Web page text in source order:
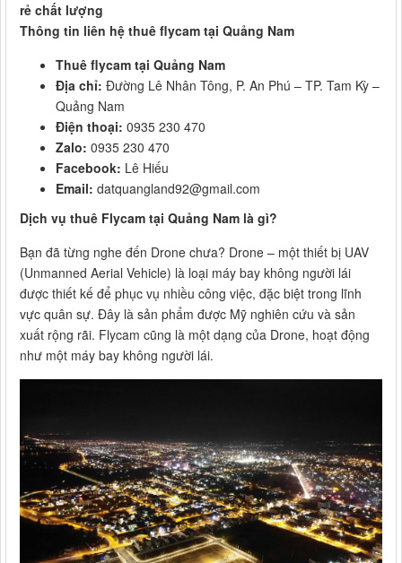
rẻ chất lượng
Thông tin liên hệ thuê flycam tại Quảng Nam
Thuê flycam tại Quảng Nam
Địa chỉ: Đường Lê Nhân Tông, P. An Phú – TP. Tam Kỳ –
Quảng Nam
Điện thoại: 0935 230 470
Zalo: 0935 230 470
Facebook: Lê Hiếu
Email: datquangland92@gmail.com
Dịch vụ thuê Flycam tại Quảng Nam là gì?
Bạn đã từng nghe đến Drone chưa? Drone – một thiết bị UAV
(Unmanned Aerial Vehicle) là loại máy bay không người lái
được thiết kế để phục vụ nhiều công việc, đặc biệt trong lĩnh
vực quân sự. Đây là sản phẩm được Mỹ nghiên cứu và sản
xuất rộng rãi. Flycam cũng là một dạng của Drone, hoạt động
như một máy bay không người lái.